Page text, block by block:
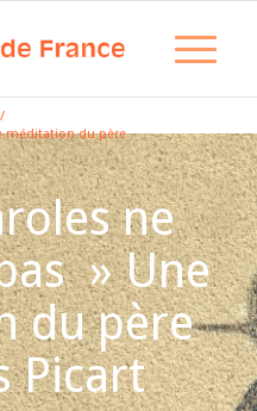
/
méditation du père
ne
» Une
du père
Picart